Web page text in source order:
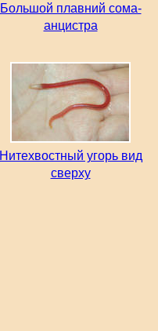
Большой плавний сома-
анцистра
Нитехвостный угорь вид
сверху